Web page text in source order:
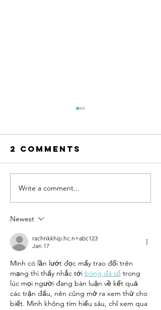
Shopify
Partner
2 Comments
Write a comment...
Newest
rachnkkhip.hc.n+abc123
Jan 17
Mình có lần lướt đọc mấy trao đổi trên
mạng thì thấy nhắc tới bóng đá số trong
lúc mọi người đang bàn luận về kết quả
các trận đấu, nên cũng mở ra xem thử cho
biết. Mình không tìm hiểu sâu, chỉ xem qua